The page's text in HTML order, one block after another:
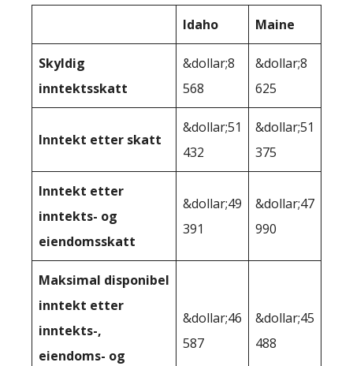
Idaho Maine
Skyldig
inntektsskatt
&dollar;8
568
&dollar;8
625
Inntekt etter skatt
&dollar;51
432
&dollar;51
375
Inntekt etter
inntekts- og
eiendomsskatt
&dollar;49
391
&dollar;47
990
Maksimal disponibel
inntekt etter
inntekts-,
eiendoms- og
&dollar;46
587
&dollar;45
488